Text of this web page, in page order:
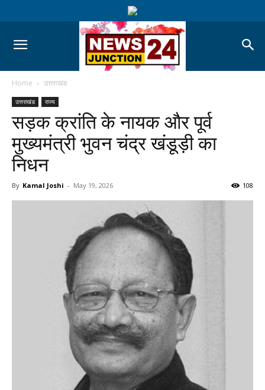
Home उत्तराखंड
उत्तराखंड राज्य
सड़क क्रांति के नायक और पूर्व
मुख्यमंत्री भुवन चंद्र खंडूड़ी का
निधन
By Kamal Joshi - May 19, 2026 108